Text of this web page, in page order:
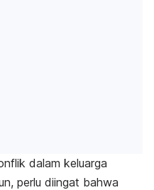
dalam keluarga
perlu diingat bahwa